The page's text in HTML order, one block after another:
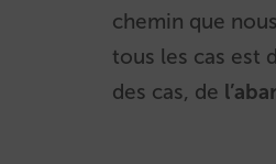
chemin que
tous les cas est
des cas, de